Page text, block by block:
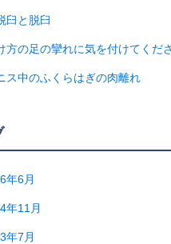
臼と脱臼
方の足の攣れに気を付けてくだ
ス中のふくらはぎの肉離れ
年6月
年11月
年7月